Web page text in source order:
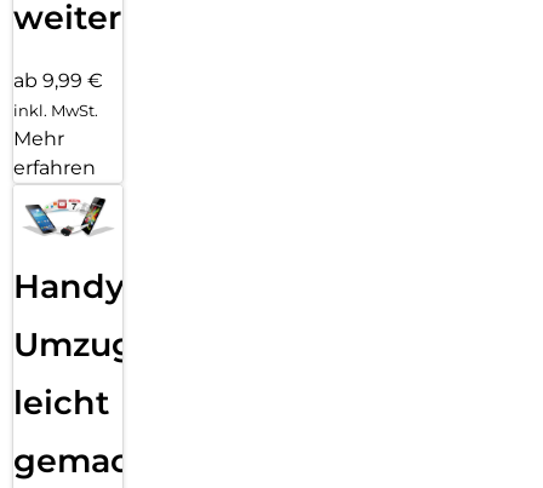
weiter
ab 9,99 €
inkl. MwSt.
Mehr
erfahren
Handy
Umzug
leicht
gemacht!